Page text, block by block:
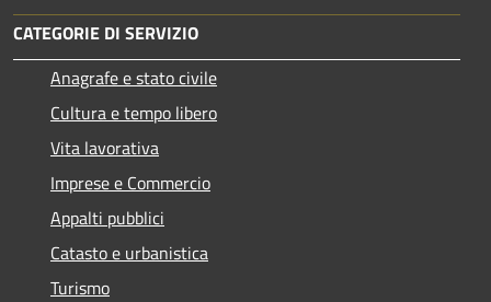
CATEGORIE DI SERVIZIO
Anagrafe e stato civile
Cultura e tempo libero
Vita lavorativa
Imprese e Commercio
Appalti pubblici
Catasto e urbanistica
Turismo